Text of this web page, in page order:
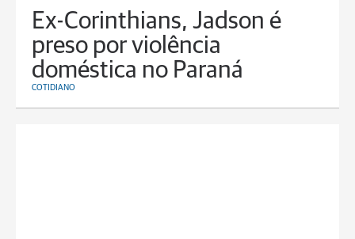
Ex-Corinthians, Jadson é
preso por violência
doméstica no Paraná
COTIDIANO